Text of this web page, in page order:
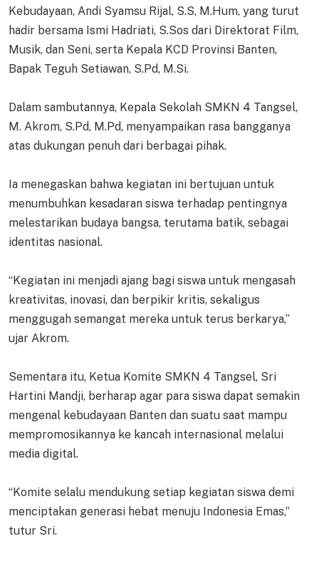
Kebudayaan, Andi Syamsu Rijal, S.S, M.Hum, yang turut
hadir bersama Ismi Hadriati, S.Sos dari Direktorat Film,
Musik, dan Seni, serta Kepala KCD Provinsi Banten,
Bapak Teguh Setiawan, S.Pd, M.Si.
Dalam sambutannya, Kepala Sekolah SMKN 4 Tangsel,
M. Akrom, S.Pd, M.Pd, menyampaikan rasa bangganya
atas dukungan penuh dari berbagai pihak.
Ia menegaskan bahwa kegiatan ini bertujuan untuk
menumbuhkan kesadaran siswa terhadap pentingnya
melestarikan budaya bangsa, terutama batik, sebagai
identitas nasional.
“Kegiatan ini menjadi ajang bagi siswa untuk mengasah
kreativitas, inovasi, dan berpikir kritis, sekaligus
menggugah semangat mereka untuk terus berkarya,”
ujar Akrom.
Sementara itu, Ketua Komite SMKN 4 Tangsel, Sri
Hartini Mandji, berharap agar para siswa dapat semakin
mengenal kebudayaan Banten dan suatu saat mampu
mempromosikannya ke kancah internasional melalui
media digital.
“Komite selalu mendukung setiap kegiatan siswa demi
menciptakan generasi hebat menuju Indonesia Emas,”
tutur Sri.